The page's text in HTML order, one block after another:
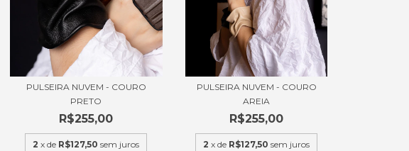
PULSEIRA NUVEM - COURO
PRETO
R$255,00
2 x de R$127,50 sem juros
PULSEIRA NUVEM - COURO
AREIA
R$255,00
2 x de R$127,50 sem juros